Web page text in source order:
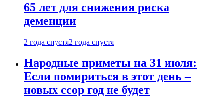
65 лет для снижения риска
деменции
2 года спустя2 года спустя
Народные приметы на 31 июля:
Если помириться в этот день –
новых ссор год не будет